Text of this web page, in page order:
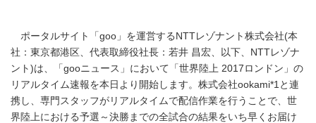
ポータルサイト「goo」を運営するNTTレゾナント株式会社(本
社：東京都港区、代表取締役社長：若井 昌宏、以下、NTTレゾナ
ント)は、「gooニュース」において「世界陸上 2017ロンドン」の
リアルタイム速報を本日より開始します。株式会社ookami*1と連
携し、専門スタッフがリアルタイムで配信作業を行うことで、世
界陸上における予選～決勝までの全試合の結果をいち早くお届け